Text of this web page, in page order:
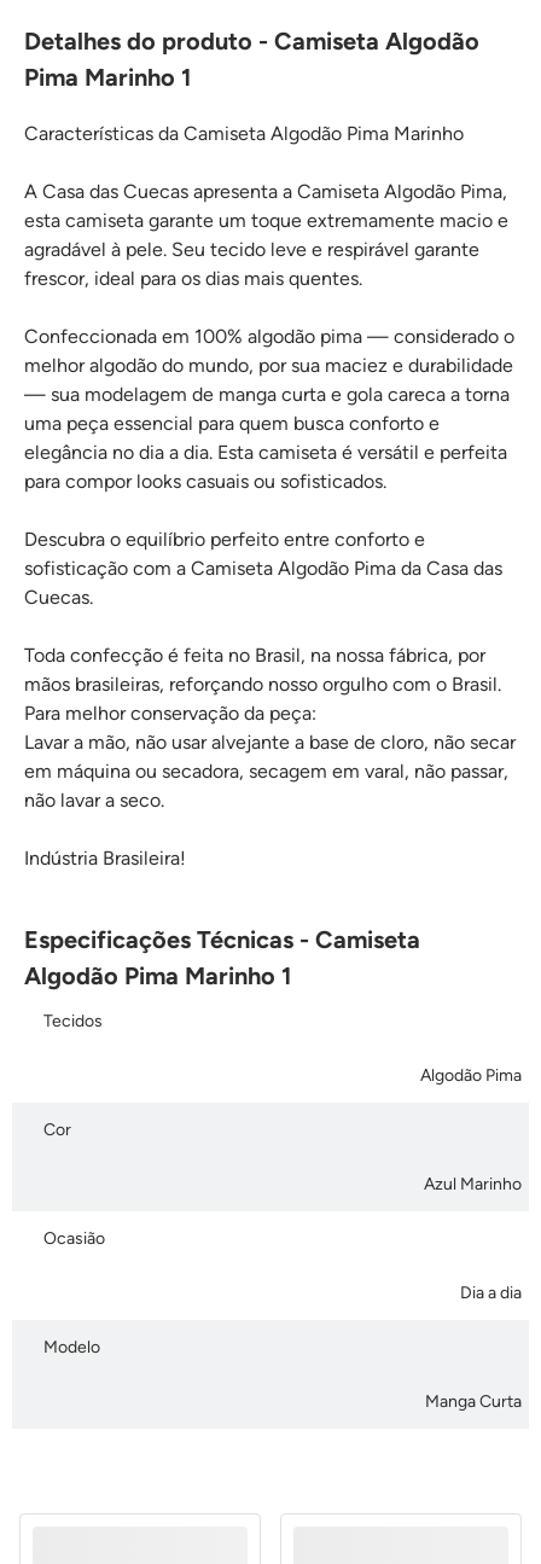
Detalhes do produto - Camiseta Algodão
Pima Marinho 1
Características da Camiseta Algodão Pima Marinho
A Casa das Cuecas apresenta a Camiseta Algodão Pima,
esta camiseta garante um toque extremamente macio e
agradável à pele. Seu tecido leve e respirável garante
frescor, ideal para os dias mais quentes.
Confeccionada em 100% algodão pima — considerado o
melhor algodão do mundo, por sua maciez e durabilidade
— sua modelagem de manga curta e gola careca a torna
uma peça essencial para quem busca conforto e
elegância no dia a dia. Esta camiseta é versátil e perfeita
para compor looks casuais ou sofisticados.
Descubra o equilíbrio perfeito entre conforto e
sofisticação com a Camiseta Algodão Pima da Casa das
Cuecas.
Toda confecção é feita no Brasil, na nossa fábrica, por
mãos brasileiras, reforçando nosso orgulho com o Brasil.
Para melhor conservação da peça:
Lavar a mão, não usar alvejante a base de cloro, não secar
em máquina ou secadora, secagem em varal, não passar,
não lavar a seco.
Indústria Brasileira!
Especificações Técnicas - Camiseta
Algodão Pima Marinho 1
Tecidos
Algodão Pima
Cor
Azul Marinho
Ocasião
Dia a dia
Modelo
Manga Curta